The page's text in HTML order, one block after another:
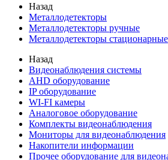
Назад
Металлодетекторы
Металлодетекторы ручные
Металлодетекторы стационарные
Назад
Видеонаблюдения cистемы
AHD оборудование
IP оборудование
WI-FI камеры
Аналоговое оборудование
Комплекты видеонаблюдения
Мониторы для видеонаблюдения
Накопители информации
Прочее оборудование для